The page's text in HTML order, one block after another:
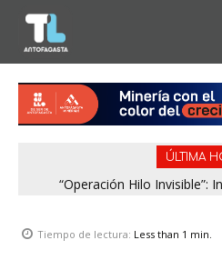
ÚLTIMA
“Operación Hilo Invisible”:
Tiempo de lectura: Less than 1 min.